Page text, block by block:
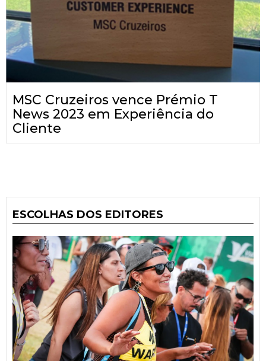
MSC Cruzeiros vence Prémio T
News 2023 em Experiência do
Cliente
ESCOLHAS DOS EDITORES